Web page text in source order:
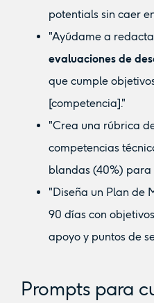
potentials sin caer
"Ayúdame a
evaluaciones de
que cumple
[competencia]."
"Crea una rúbrica
competencias
blandas (40%) para
"Diseña un Plan de
90 días con
apoyo y puntos de
Prompts para